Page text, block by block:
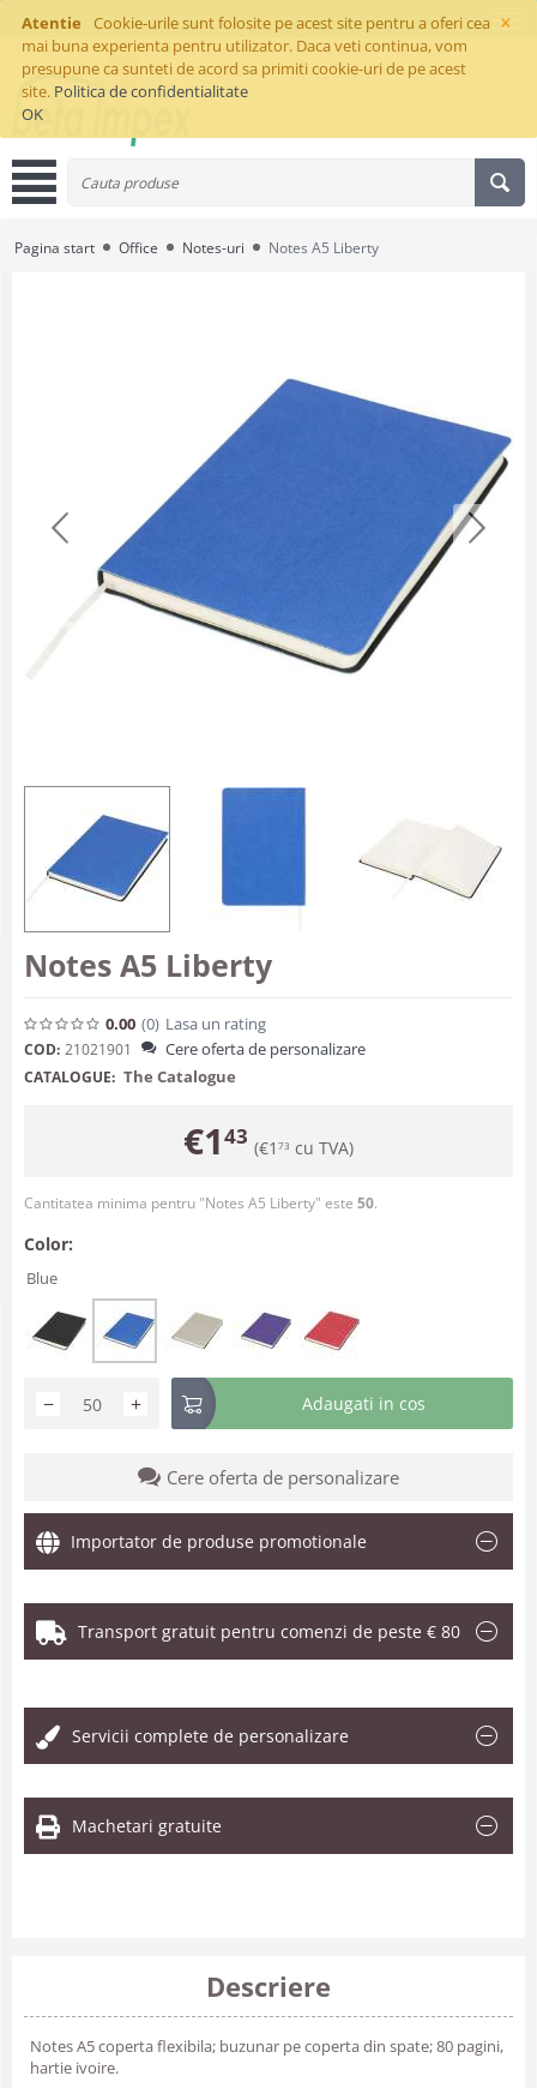
×
Atentie
Cookie-urile sunt folosite pe acest site pentru a oferi cea
mai buna experienta pentru utilizator. Daca veti continua, vom
presupune ca sunteti de acord sa primiti cookie-uri de pe acest
site. Politica de confidentialitate
OK
Pagina start Office Notes-uri Notes A5 Liberty
Notes A5 Liberty
0.00 (0) Lasa un rating
COD: 21021901 Cere oferta de personalizare
CATALOGUE: The Catalogue
€143 (€1 73 cu TVA)
Cantitatea minima pentru "Notes A5 Liberty" este 50.
Color:
Blue
+
− Adaugati in cos
Cere oferta de personalizare
Importator de produse promotionale
Transport gratuit pentru comenzi de peste € 80
Servicii complete de personalizare
Machetari gratuite
Descriere
Notes A5 coperta flexibila; buzunar pe coperta din spate; 80 pagini,
hartie ivoire.